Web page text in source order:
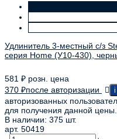
Удлинитель 3-местный с/з
серия Home (У10-430),
581 ₽ розн. цена
370 ₽после авторизации i
авторизованных
для получения данной цены.
В наличии: 375 шт.
арт. 50419